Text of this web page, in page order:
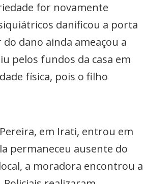
for novamente
danificou a porta
dano ainda ameaçou a
pelos fundos da casa em
física, pois o filho
em Irati, entrou em
permaneceu ausente do
a moradora encontrou a